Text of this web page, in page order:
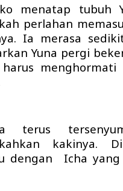
menatap tubuh
perlahan
Ia merasa
Yuna pergi
menghormati
terus
kakinya.
dengan Icha